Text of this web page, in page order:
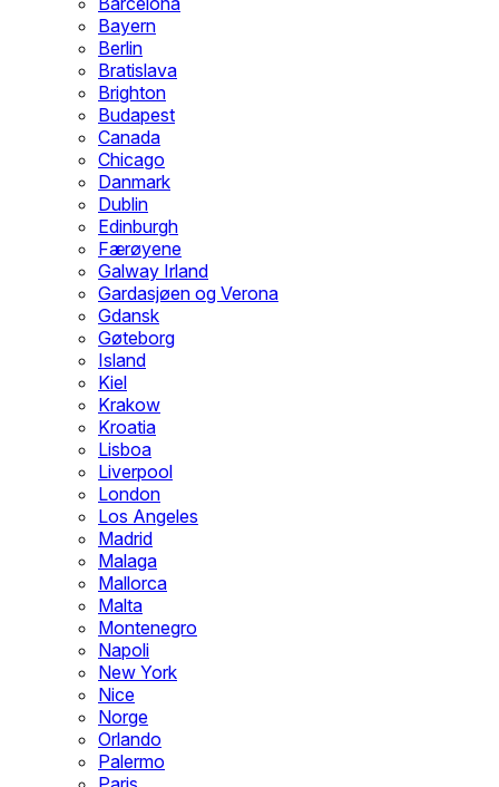
Bayern
Berlin
Bratislava
Brighton
Budapest
Canada
Chicago
Danmark
Dublin
Edinburgh
Færøyene
Galway Irland
Gardasjøen og Verona
Gdansk
Gøteborg
Island
Kiel
Krakow
Kroatia
Lisboa
Liverpool
London
Los Angeles
Madrid
Malaga
Mallorca
Malta
Montenegro
Napoli
New York
Nice
Norge
Orlando
Palermo